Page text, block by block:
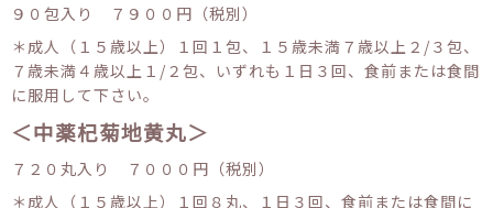
９０包入り ７９００円（税別）
＊成人（１５歳以上）１回１包、１５歳未満７歳以上２/３包、
７歳未満４歳以上１/２包、いずれも１日３回、食前または食間
に服用して下さい。
＜中薬杞菊地黄丸＞
７２０丸入り ７０００円（税別）
＊成人（１５歳以上）１回８丸、１日３回、食前または食間に